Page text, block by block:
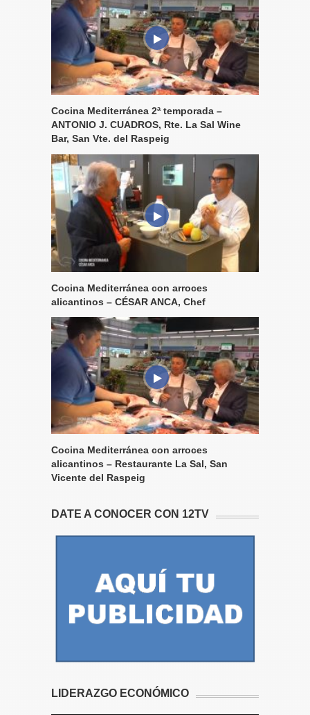
Cocina Mediterránea 2ª temporada –
ANTONIO J. CUADROS, Rte. La Sal Wine
Bar, San Vte. del Raspeig
Cocina Mediterránea con arroces
alicantinos – CÉSAR ANCA, Chef
Cocina Mediterránea con arroces
alicantinos – Restaurante La Sal, San
Vicente del Raspeig
DATE A CONOCER CON 12TV
LIDERAZGO ECONÓMICO